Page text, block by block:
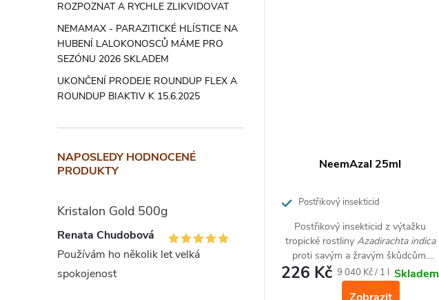
ROZPOZNAT A RYCHLE ZLIKVIDOVAT
NEMAMAX - PARAZITICKÉ HLÍSTICE NA
HUBENÍ LALOKONOSCŮ MÁME PRO
SEZÓNU 2026 SKLADEM
UKONČENÍ PRODEJE ROUNDUP FLEX A
ROUNDUP BIAKTIV K 15.6.2025
NAPOSLEDY HODNOCENÉ
PRODUKTY
Kristalon Gold 500g
Renata Chudobová
Používám ho několik let velká
spokojenost
NeemAzal 25ml
Postřikový insekticid
Postřikový insekticid z výtažku
tropické rostliny Azadirachta indica
proti savým a žravým škůdcům.
Velmi dobře funguje proti minujícím
makadlovkám na rajčatech. Účinkuje
226 Kč Měrná
9 040 Kč / 1 l Skladem